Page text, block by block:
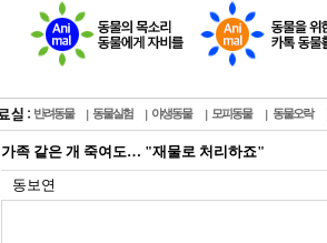
반려동물 동물실험 야생동물 모피동물 동물오락
가족 같은 개 죽여도… "재물로 처리하죠"
동보연